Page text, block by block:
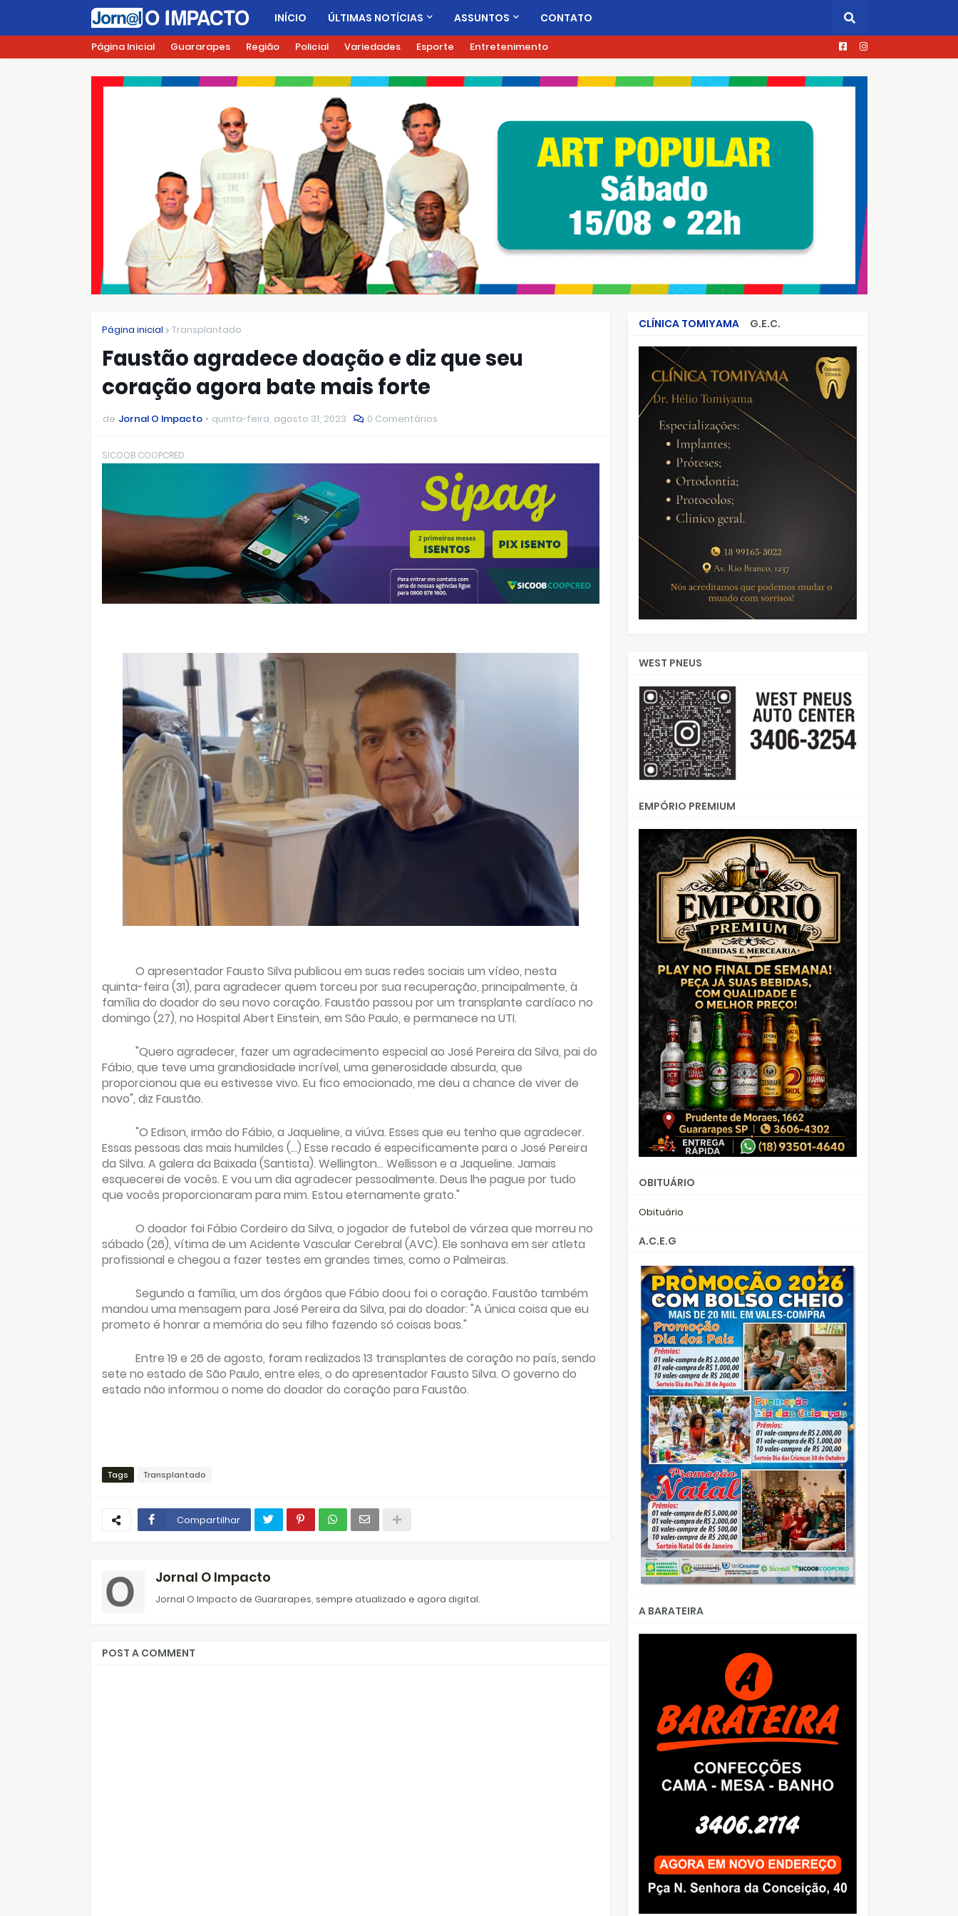
INÍCIO ÚLTIMAS NOTÍCIAS ASSUNTOS CONTATO
Página Inicial Guararapes Região Policial Variedades Esporte Entretenimento
Página inicial Transplantado
Faustão agradece doação e diz que seu
coração agora bate mais forte
de Jornal O Impacto quinta-feira, agosto 31, 2023 0 Comentários
SICOOB COOPCRED
O apresentador Fausto Silva publicou em suas redes sociais um vídeo, nesta
quinta-feira (31), para agradecer quem torceu por sua recuperação, principalmente, à
família do doador do seu novo coração. Faustão passou por um transplante cardíaco no
domingo (27), no Hospital Abert Einstein, em São Paulo, e permanece na UTI.
"Quero agradecer, fazer um agradecimento especial ao José Pereira da Silva, pai do
Fábio, que teve uma grandiosidade incrível, uma generosidade absurda, que
proporcionou que eu estivesse vivo. Eu fico emocionado, me deu a chance de viver de
novo", diz Faustão.
"O Edison, irmão do Fábio, a Jaqueline, a viúva. Esses que eu tenho que agradecer.
Essas pessoas das mais humildes (...) Esse recado é especificamente para o José Pereira
da Silva. A galera da Baixada (Santista). Wellington... Wellisson e a Jaqueline. Jamais
esquecerei de vocês. E vou um dia agradecer pessoalmente. Deus lhe pague por tudo
que vocês proporcionaram para mim. Estou eternamente grato."
O doador foi Fábio Cordeiro da Silva, o jogador de futebol de várzea que morreu no
sábado (26), vítima de um Acidente Vascular Cerebral (AVC). Ele sonhava em ser atleta
profissional e chegou a fazer testes em grandes times, como o Palmeiras.
Segundo a família, um dos órgãos que Fábio doou foi o coração. Faustão também
mandou uma mensagem para José Pereira da Silva, pai do doador: "A única coisa que eu
prometo é honrar a memória do seu filho fazendo só coisas boas."
Entre 19 e 26 de agosto, foram realizados 13 transplantes de coração no país, sendo
sete no estado de São Paulo, entre eles, o do apresentador Fausto Silva. O governo do
estado não informou o nome do doador do coração para Faustão.
Tags Transplantado
Compartilhar
Jornal O Impacto
Jornal O Impacto de Guararapes, sempre atualizado e agora digital.
POST A COMMENT
CLÍNICA TOMIYAMA
G.E.C.
CRIMES QUE ABALARAM O BRASIL
WEST PNEUS
EMPÓRIO PREMIUM
OBITUÁRIO
Obituário
A.C.E.G
A BARATEIRA